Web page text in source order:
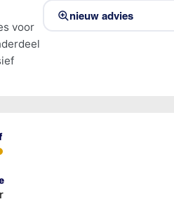
voor
nieuw advies